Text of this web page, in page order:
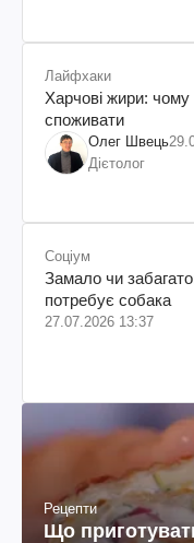
Лайфхаки
Харчові жири: чому
споживати
Олег Швець
Дієтолог
Соціум
Замало чи
потребує собака
27.07.2026 13:37
Рецепти
Що